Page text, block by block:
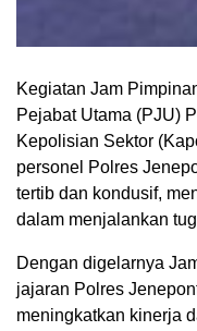
Kegiatan Jam
Pejabat Utama (PJU)
Kepolisian Sektor
personel Polres
tertib dan kondusif,
dalam menjalankan
Dengan digelarnya
jajaran Polres
meningkatkan kinerja